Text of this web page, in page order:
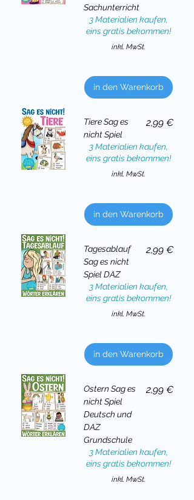
Sachunterricht
3 Materialien kaufen,
eins gratis bekommen!
inkl. MwSt.
in den Warenkorb
Tiere Sag es
nicht Spiel
Preis
2,99 €
3 Materialien kaufen,
eins gratis bekommen!
inkl. MwSt.
in den Warenkorb
Tagesablauf
Sag es nicht
Spiel DAZ
Preis
2,99 €
3 Materialien kaufen,
eins gratis bekommen!
inkl. MwSt.
in den Warenkorb
Ostern Sag es
nicht Spiel
Deutsch und
DAZ
Grundschule
Preis
2,99 €
3 Materialien kaufen,
eins gratis bekommen!
inkl. MwSt.